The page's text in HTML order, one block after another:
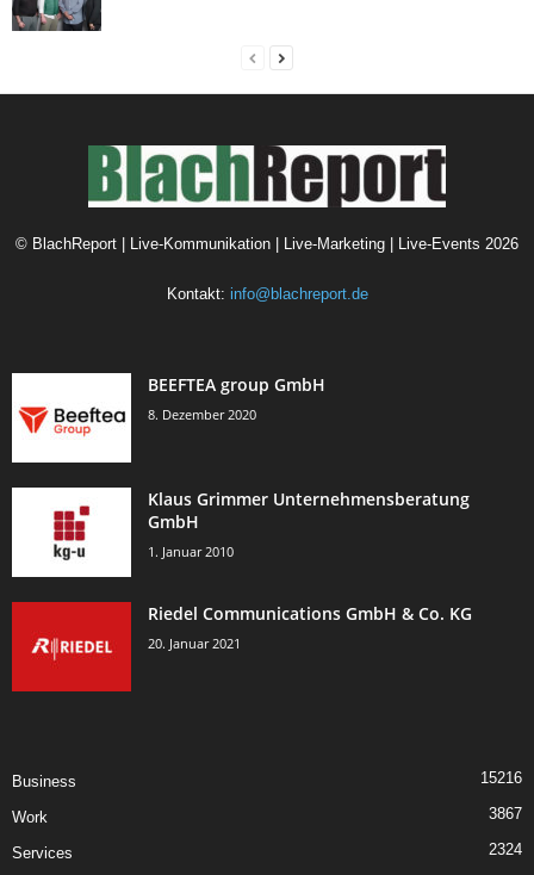
© BlachReport | Live-Kommunikation | Live-Marketing | Live-Events 2026
Kontakt: info@blachreport.de
BEEFTEA group GmbH
8. Dezember 2020
Klaus Grimmer Unternehmensberatung
GmbH
1. Januar 2010
Riedel Communications GmbH & Co. KG
20. Januar 2021
Business 15216
Work 3867
Services 2324